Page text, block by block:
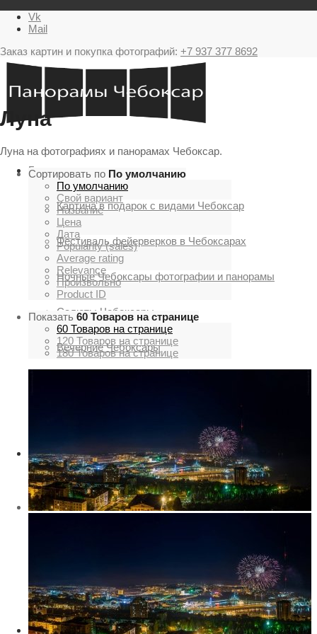
Vk
Mail
Заказ картин и покупка фотографий: +7 937 377 8692
Главная
Картина в подарок с видами Чебоксар
Фестиваль фейерверков в Чебоксарах
Ночные Чебоксары фотографии и панорамы
Салюты Чебоксары
Вечерние Чебоксары
О нас
Авторы
Фото Чебоксар, Новочебоксарска и окрестностей
Каталог фотографий ЧебоксарЛучшие фотографии
Луна
Луна на фотографиях и панорамах Чебоксар.
Сортировать по По умолчанию
По умолчанию
Свой вариант
Название
Цена
Дата
Popularity (sales)
Average rating
Relevance
Произвольно
Product ID
Показать 60 Товаров на странице
60 Товаров на странице
120 Товаров на странице
180 Товаров на странице